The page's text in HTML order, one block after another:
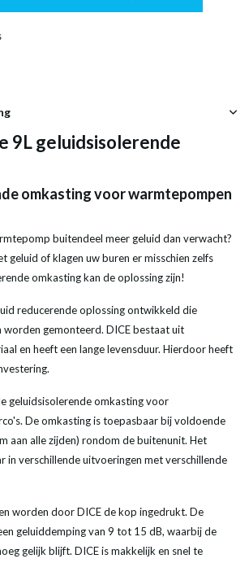
9L geluidsisolerende
omkasting voor warmtepompen
buitendeel meer geluid dan verwacht?
geluid of klagen uw buren er misschien zelfs
omkasting kan de oplossing zijn!
reducerende oplossing ontwikkeld die
worden gemonteerd. DICE bestaat uit
en heeft een lange levensduur. Hierdoor heeft
geluidsisolerende omkasting voor
De omkasting is toepasbaar bij voldoende
aan alle zijden) rondom de buitenunit. Het
in verschillende uitvoeringen met verschillende
worden door DICE de kop ingedrukt. De
geluiddemping van 9 tot 15 dB, waarbij de
gelijk blijft. DICE is makkelijk en snel te